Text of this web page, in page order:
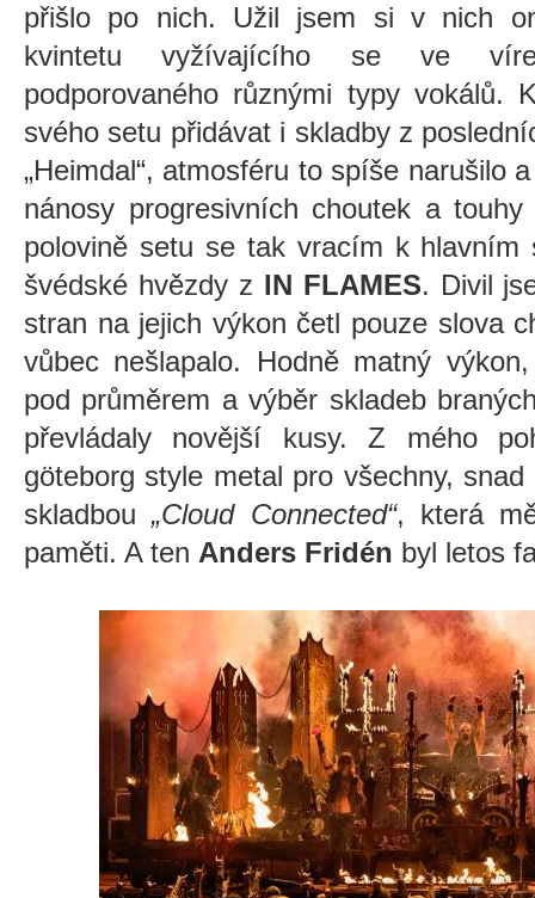
přišlo po nich. Užil jsem si v nich
kvintetu vyžívajícího se ve
podporovaného různými typy vokálů.
svého setu přidávat i skladby z
„Heimdal“, atmosféru to spíše narušilo
nánosy progresivních choutek a
polovině setu se tak vracím k
švédské hvězdy z IN FLAMES. Divil
stran na jejich výkon četl pouze slova
vůbec nešlapalo. Hodně matný
pod průměrem a výběr skladeb
převládaly novější kusy. Z mého
göteborg style metal pro všechny,
skladbou„Cloud Connected“, která
paměti. A ten Anders Fridén byl letos